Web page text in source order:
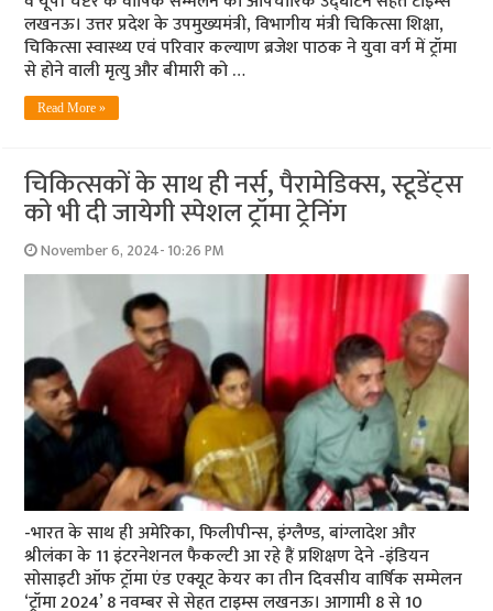
लखनऊ। उत्तर प्रदेश के उपमुख्यमंत्री, विभागीय मंत्री चिकित्सा शिक्षा,
चिकित्सा स्वास्थ्य एवं परिवार कल्याण ब्रजेश पाठक ने युवा वर्ग में ट्रॉमा
से होने वाली मृत्यु और बीमारी को …
Read More »
चिकित्सकों के साथ ही नर्स, पैरामेडिक्स, स्टूडेंट्स
को भी दी जायेगी स्पेशल ट्रॉमा ट्रेनिंग
November 6, 2024- 10:26 PM
-भारत के साथ ही अमेरिका, फिलीपीन्स, इंग्लैण्ड, बांग्लादेश और
श्रीलंका के 11 इंटरनेशनल फैकल्टी आ रहे हैं प्रशिक्षण देने -इंडियन
सोसाइटी ऑफ ट्रॉमा एंड एक्यूट केयर का तीन दिवसीय वार्षिक सम्मेलन
‘ट्रॉमा 2024’ 8 नवम्बर से सेहत टाइम्स लखनऊ। आगामी 8 से 10